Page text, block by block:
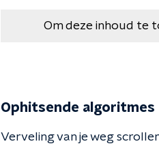
Om deze inhoud te
Ophitsende algoritmes
Verveling van je weg